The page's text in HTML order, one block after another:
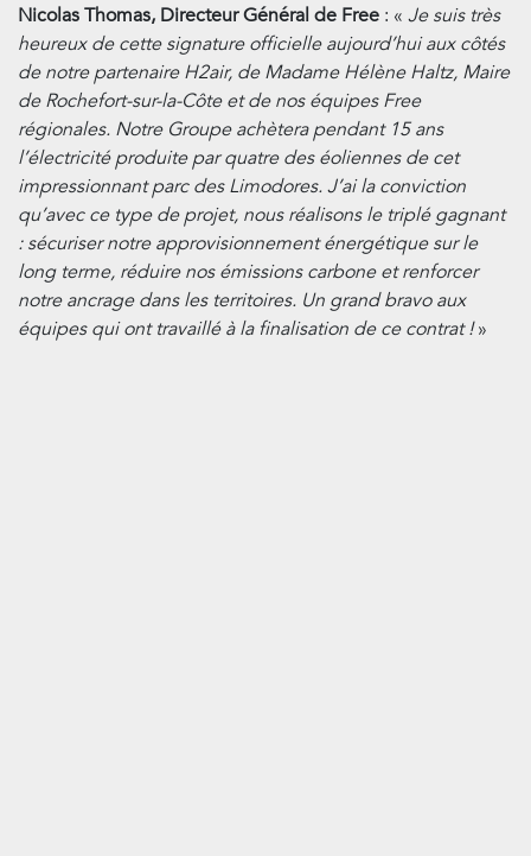
Nicolas Thomas, Directeur Général de Free : « Je suis très
heureux de cette signature officielle aujourd’hui aux côtés
de notre partenaire H2air, de Madame Hélène Haltz, Maire
de Rochefort-sur-la-Côte et de nos équipes Free
régionales. Notre Groupe achètera pendant 15 ans
l’électricité produite par quatre des éoliennes de cet
impressionnant parc des Limodores. J’ai la conviction
qu’avec ce type de projet, nous réalisons le triplé gagnant
: sécuriser notre approvisionnement énergétique sur le
long terme, réduire nos émissions carbone et renforcer
notre ancrage dans les territoires. Un grand bravo aux
équipes qui ont travaillé à la finalisation de ce contrat !»